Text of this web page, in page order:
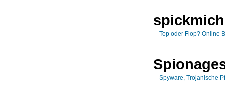
Top oder Flop? Online
Spyware, Trojanische